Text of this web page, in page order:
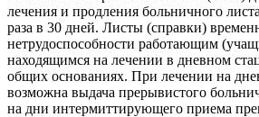
лечения и продления больничного
раза в 30 дней. Листы (справки)
нетрудоспособности работающим
находящимся на лечении в дневном
общих основаниях. При лечении на
возможна выдача прерывистого
на дни интермиттирующего приема